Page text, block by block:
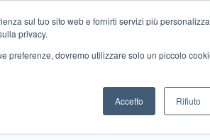
sul tuo sito web e fornirti servizi più
privacy.
preferenze, dovremo utilizzare solo un piccolo
Accetto Rifiuto